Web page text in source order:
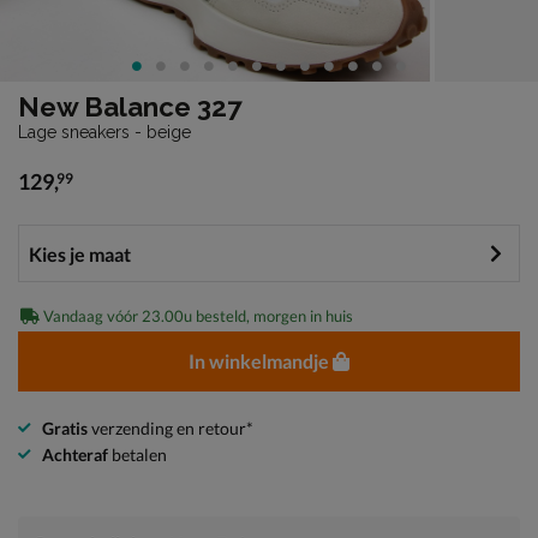
New Balance 327
Lage sneakers - beige
€ 129,99
129,99
Vandaag vóór 23.00u besteld, morgen in huis
In winkelmandje
Gratisverzending en retour*
Achteraf betalen